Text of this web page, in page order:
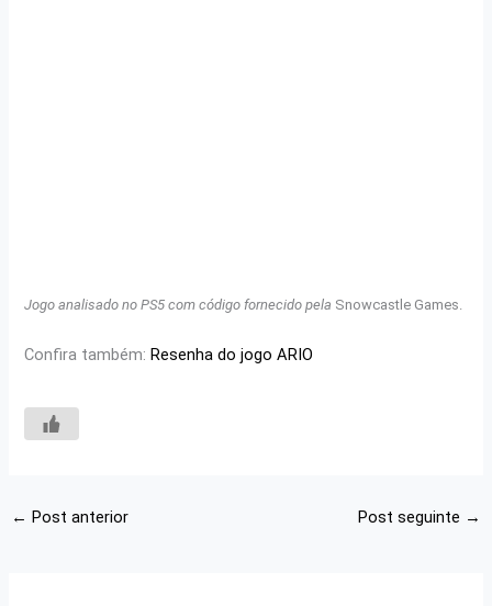
Jogo analisado no PS5 com código fornecido pela Snowcastle Games.
Confira também: Resenha do jogo ARIO
← Post anterior Post seguinte →